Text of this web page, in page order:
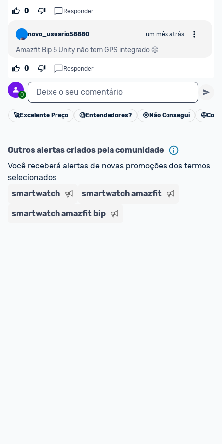
*Atualizado em Agosto/2024
0 Responder
novo_usuario58880 um mês atrás
Amazfit Bip 5 Unity não tem GPS integrado 😬
0 Responder
0 Deixe o seu comentário
Cancelar
🚀Excelente Preço 🧐Entendedores? 😢 Não Consegui 🤩
Outros alertas criados pela comunidade
Você receberá alertas de novas promoções dos termos
selecionados
smartwatch
smartwatch amazfit
smartwatch amazfit bip